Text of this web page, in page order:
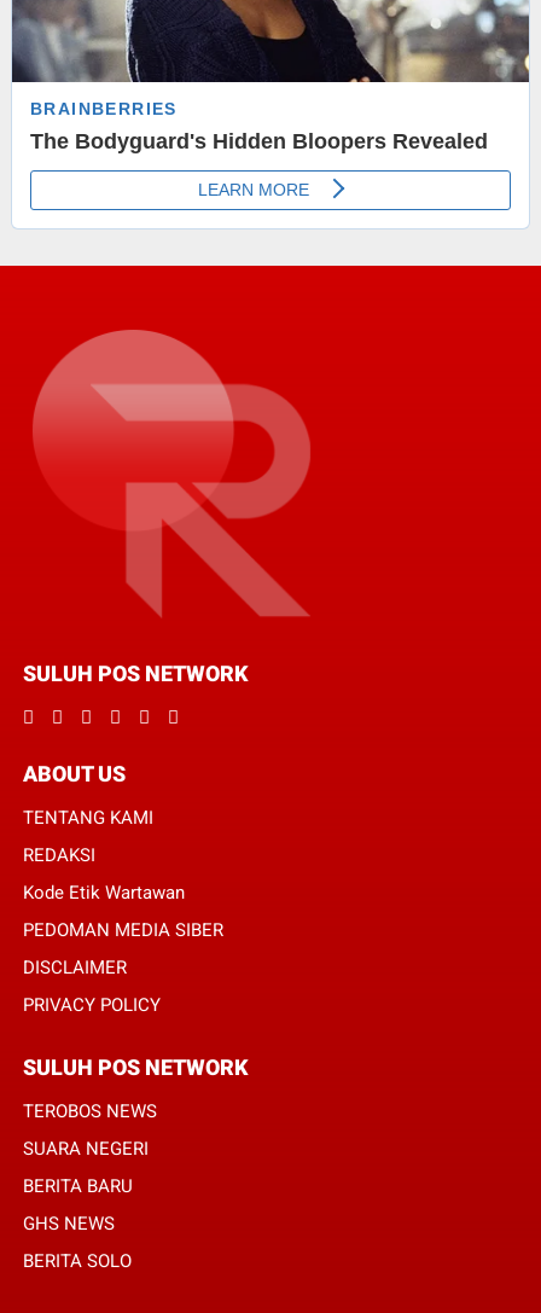
SULUH POS NETWORK
ABOUT US
TENTANG KAMI
REDAKSI
Kode Etik Wartawan
PEDOMAN MEDIA SIBER
DISCLAIMER
PRIVACY POLICY
SULUH POS NETWORK
TEROBOS NEWS
SUARA NEGERI
BERITA BARU
GHS NEWS
BERITA SOLO